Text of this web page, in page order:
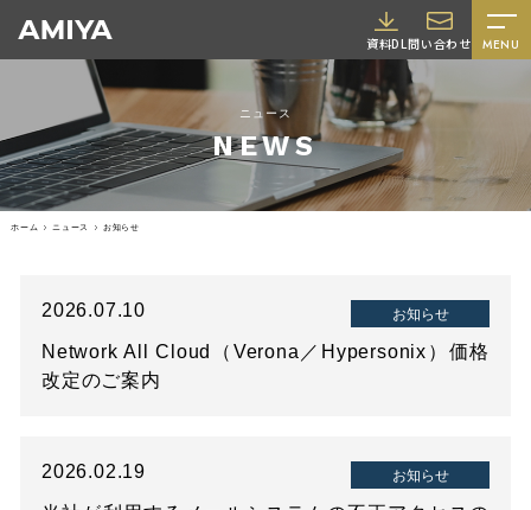
A
Y
A
資料DL問い合わせ MENU
採用情報
ニュース
NEWS
ホーム ニュース お知らせ
2026.07.10 お知らせ
Network All Cloud（Verona／Hypersonix）価格
改定のご案内
2026.02.19 お知らせ